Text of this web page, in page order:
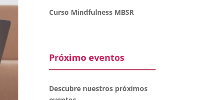
Curso Mindfulness MBSR
Próximo eventos
Descubre nuestros próximos